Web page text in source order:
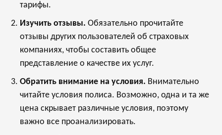
тарифы.
Изучить отзывы. Обязательно прочитайте
отзывы других пользователей об страховых
компаниях, чтобы составить общее
представление о качестве их услуг.
Обратить внимание на условия. Внимательно
читайте условия полиcа. Возможно, одна и та же
цена скрывает различные условия, поэтому
важно все проанализировать.